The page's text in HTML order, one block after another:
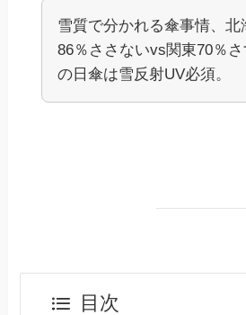
雪質で分かれる傘事情、北
86％ささないvs関東70％
の日傘は雪反射UV必須。
目次